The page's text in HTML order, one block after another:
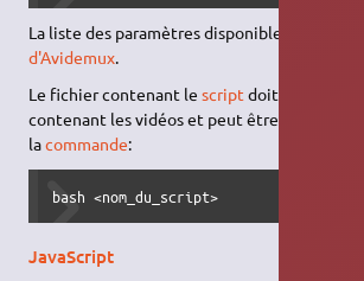
La liste des paramètres disponibles est
d'Avidemux.
Le fichier contenant lescript doit être placé
contenant les vidéos et peut être exécuté
lacommande:
bash <nom_du_script>
JavaScript